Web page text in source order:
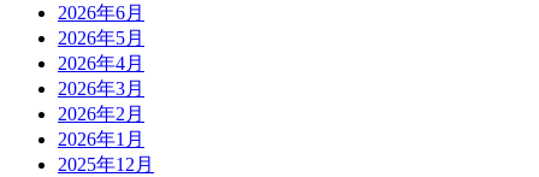
2026年6月
2026年5月
2026年4月
2026年3月
2026年2月
2026年1月
2025年12月